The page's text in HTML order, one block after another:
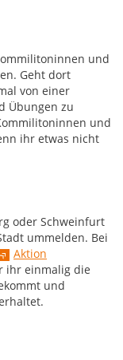
und
Geht dort
von einer
Übungen zu
und
ihr etwas nicht
oder Schweinfurt
ummelden. Bei
Aktion
ihr einmalig die
und